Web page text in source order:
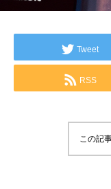
Tweet
RSS
この記